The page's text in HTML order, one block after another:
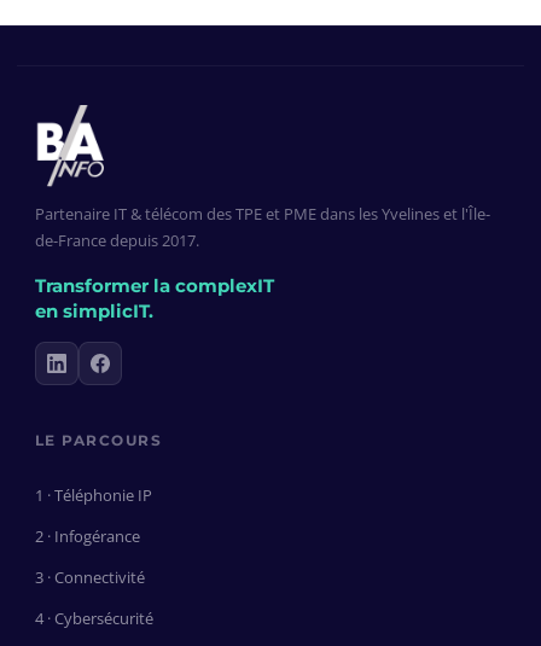
Partenaire IT & télécom des TPE et PME dans les Yvelines et l'Île-
de-France depuis 2017.
Transformer la complexIT
en simplicIT.
LE PARCOURS
1 · Téléphonie IP
2 · Infogérance
3 · Connectivité
4 · Cybersécurité